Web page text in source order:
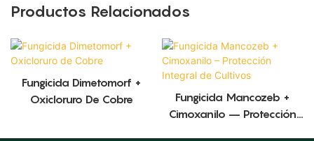
Productos Relacionados
Fungicida Dimetomorf +
Oxicloruro De Cobre
Fungicida Mancozeb +
Cimoxanilo – Protección